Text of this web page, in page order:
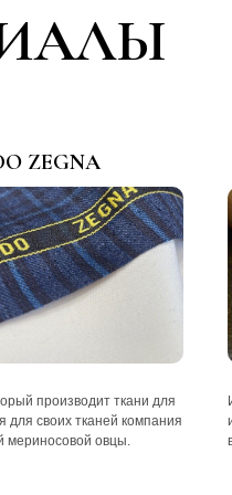
ZEGNA
производит ткани для
для своих тканей компания
мериносовой овцы.